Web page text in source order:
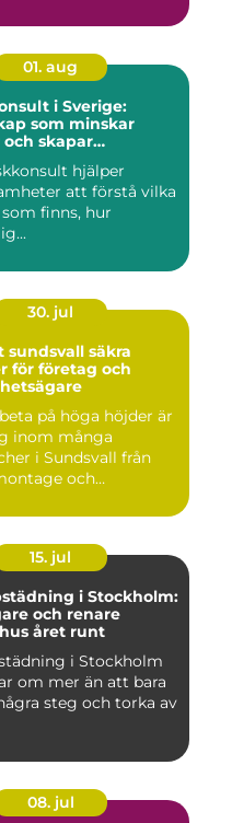
01. aug
i Sverige:
som minskar
och skapar
hjälper
att förstå vilka
finns, hur
30. jul
säkra
för företag och
på höga höjder är
inom många
i Sundsvall från
och
15. jul
i Stockholm:
och renare
året runt
i Stockholm
om mer än att bara
steg och torka av
08. jul